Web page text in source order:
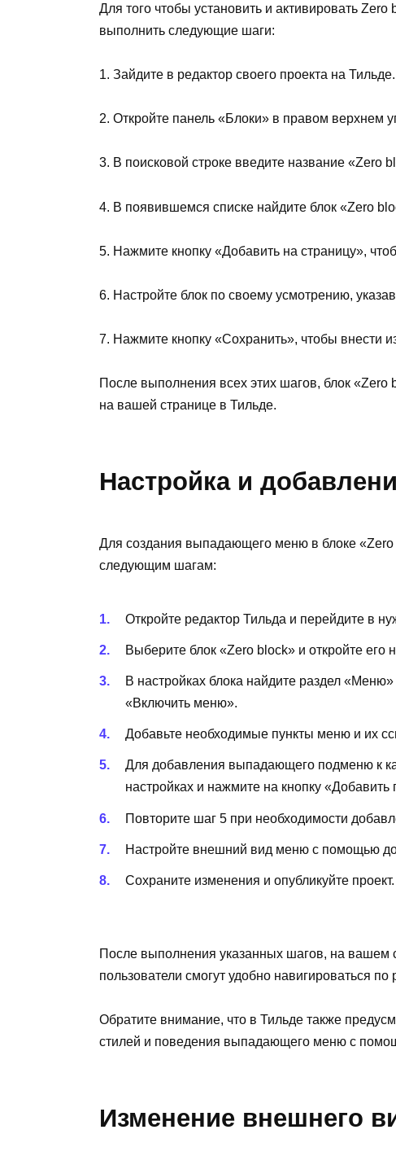
Для того чтобы установить и активировать
выполнить следующие шаги:
1. Зайдите в редактор своего проекта на Тильде.
2. Откройте панель «Блоки» в правом верхнем
3. В поисковой строке введите название «Zero
4. В появившемся списке найдите блок «Zero
5. Нажмите кнопку «Добавить на страницу»,
6. Настройте блок по своему усмотрению,
7. Нажмите кнопку «Сохранить», чтобы внести
После выполнения всех этих шагов, блок «Zero
на вашей странице в Тильде.
Настройка и
Для создания выпадающего меню в блоке
следующим шагам:
Откройте редактор Тильда и перейдите в
Выберите блок «Zero block» и откройте его
В настройках блока найдите раздел
«Включить меню».
Добавьте необходимые пункты меню и их
Для добавления выпадающего подменю к
настройках и нажмите на кнопку «Добавить
Повторите шаг 5 при необходимости
Настройте внешний вид меню с помощью
Сохраните изменения и опубликуйте проект.
После выполнения указанных шагов, на
пользователи смогут удобно навигироваться
Обратите внимание, что в Тильде также
стилей и поведения выпадающего меню с
Изменение внешнего